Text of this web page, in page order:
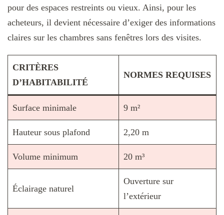
pour des espaces restreints ou vieux. Ainsi, pour les
acheteurs, il devient nécessaire d’exiger des informations
claires sur les chambres sans fenêtres lors des visites.
CRITÈRES
D’HABITABILITÉ
NORMES REQUISES
Surface minimale 9 m²
Hauteur sous plafond 2,20 m
Volume minimum 20 m³
Éclairage naturel
Ouverture sur
l’extérieur